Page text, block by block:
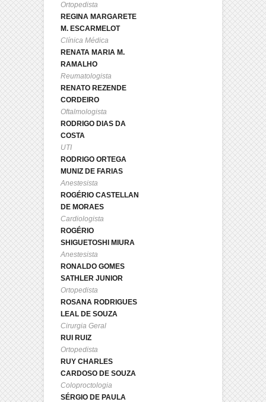
Ortopedista
REGINA MARGARETE
M. ESCARMELOT
Clínica Médica
RENATA MARIA M.
RAMALHO
Reumatologista
RENATO REZENDE
CORDEIRO
Oftalmologista
RODRIGO DIAS DA
COSTA
UTI
RODRIGO ORTEGA
MUNIZ DE FARIAS
Anestesista
ROGÉRIO CASTELLAN
DE MORAES
Cardiologista
ROGÉRIO
SHIGUETOSHI MIURA
Anestesista
RONALDO GOMES
SATHLER JUNIOR
Ortopedista
ROSANA RODRIGUES
LEAL DE SOUZA
Cirurgia Geral
RUI RUIZ
Ortopedista
RUY CHARLES
CARDOSO DE SOUZA
Coloproctologia
SÉRGIO DE PAULA